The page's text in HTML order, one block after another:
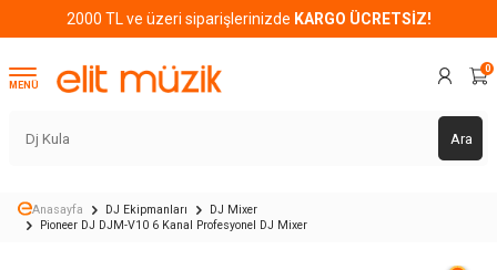
2000 TL ve üzeri siparişlerinizde KARGO ÜCRETSİZ!
MENÜ
Ara
0
Anasayfa DJ Ekipmanları
DJ Mixer
Pioneer DJ DJM-V10 6 Kanal Profesyonel DJ Mixer